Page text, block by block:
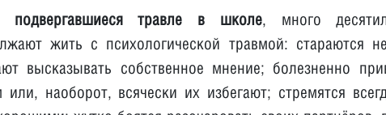
подвергавшиеся травле в школе, много
жить с психологической травмой: стараются
высказывать собственное мнение; болезненно
наоборот, всячески их избегают; стремятся